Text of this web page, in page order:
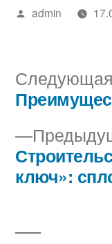
Написано
admin
по
записям
ключ»: